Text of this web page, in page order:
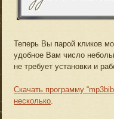
Теперь Вы парой кликов
удобное Вам число
не требует установки и
Скачать программу
несколько.